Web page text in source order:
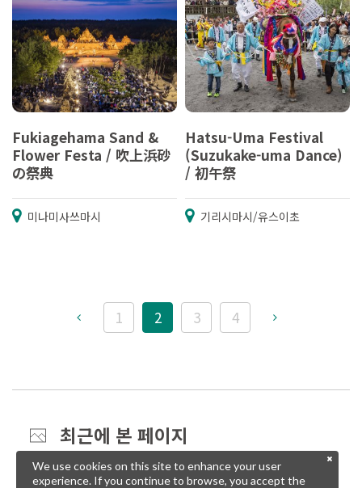
Fukiagehama Sand &
Flower Festa / 吹上浜砂
の祭典
미나미사쓰마시
Hatsu-Uma Festival
(Suzukake-uma Dance)
/ 初午祭
기리시마시/유스이초
1 2 3 4
최근에 본 페이지
We use cookies on this site to enhance your user
experience. If you continue to browse, you accept the